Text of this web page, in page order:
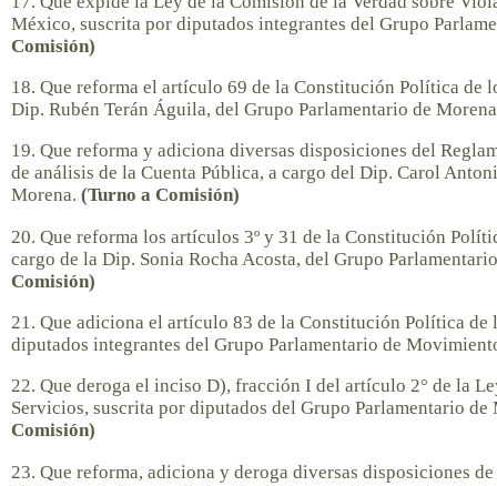
México, suscrita por diputados integrantes del Grupo
Comisión)
18. Que reforma el artículo 69 de la Constitución Política de
Dip. Rubén Terán Águila, del Grupo Parlamentario de
19. Que reforma y adiciona diversas disposiciones del
de análisis de la Cuenta Pública, a cargo del Dip. Carol
Morena. (Turno a Comisión)
20. Que reforma los artículos 3º y 31 de la Constitución
cargo de la Dip. Sonia Rocha Acosta, del Grupo
Comisión)
21. Que adiciona el artículo 83 de la Constitución Política de
diputados integrantes del Grupo Parlamentario de
22. Que deroga el inciso D), fracción I del artículo 2° de la
Servicios, suscrita por diputados del Grupo Parlamentario
Comisión)
23. Que reforma, adiciona y deroga diversas disposiciones